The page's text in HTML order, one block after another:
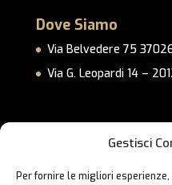
Gestisci
Per fornire le migliori
Dove Siamo
Via Belvedere 75
Via G. Leopardi 14 –
Cookie Policy